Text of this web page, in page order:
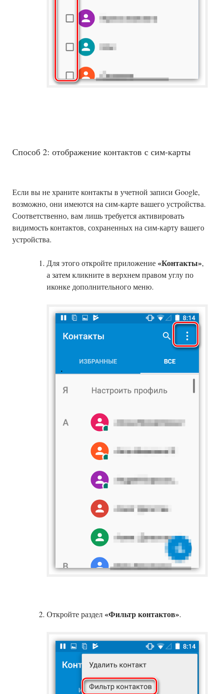
Способ 2: отображение контактов с сим-карты
Если вы не храните контакты в учетной записи Google,
возможно, они имеются на сим-карте вашего устройства.
Соответственно, вам лишь требуется активировать
видимость контактов, сохраненных на сим-карту вашего
устройства.
Для этого откройте приложение«Контакты»,
а затем кликните в верхнем правом углу по
иконке дополнительного меню.
Откройте раздел«Фильтр контактов».